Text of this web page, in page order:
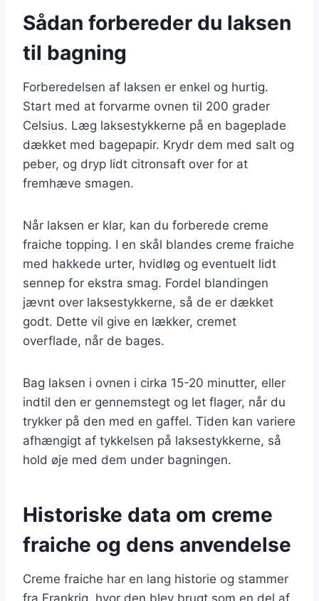
Sådan forbereder du laksen
til bagning
Forberedelsen af laksen er enkel og hurtig.
Start med at forvarme ovnen til 200 grader
Celsius. Læg laksestykkerne på en bageplade
dækket med bagepapir. Krydr dem med salt og
peber, og dryp lidt citronsaft over for at
fremhæve smagen.
Når laksen er klar, kan du forberede creme
fraiche topping. I en skål blandes creme fraiche
med hakkede urter, hvidløg og eventuelt lidt
sennep for ekstra smag. Fordel blandingen
jævnt over laksestykkerne, så de er dækket
godt. Dette vil give en lækker, cremet
overflade, når de bages.
Bag laksen i ovnen i cirka 15-20 minutter, eller
indtil den er gennemstegt og let flager, når du
trykker på den med en gaffel. Tiden kan variere
afhængigt af tykkelsen på laksestykkerne, så
hold øje med dem under bagningen.
Historiske data om creme
fraiche og dens anvendelse
Creme fraiche har en lang historie og stammer
fra Frankrig, hvor den blev brugt som en del af